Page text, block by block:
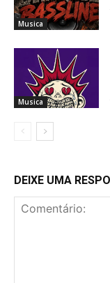
Musica
Musica
DEIXE UMA